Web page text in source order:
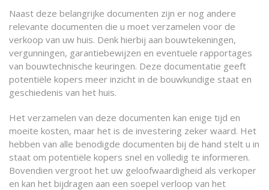
Naast deze belangrijke documenten zijn er nog andere
relevante documenten die u moet verzamelen voor de
verkoop van uw huis. Denk hierbij aan bouwtekeningen,
vergunningen, garantiebewijzen en eventuele rapportages
van bouwtechnische keuringen. Deze documentatie geeft
potentiële kopers meer inzicht in de bouwkundige staat en
geschiedenis van het huis.
Het verzamelen van deze documenten kan enige tijd en
moeite kosten, maar het is de investering zeker waard. Het
hebben van alle benodigde documenten bij de hand stelt u in
staat om potentiële kopers snel en volledig te informeren.
Bovendien vergroot het uw geloofwaardigheid als verkoper
en kan het bijdragen aan een soepel verloop van het